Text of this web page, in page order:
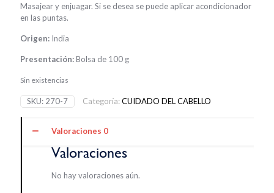
Masajear y enjuagar. Si se desea se puede aplicar acondicionador
en las puntas.
Origen: India
Presentación:Bolsa de 100 g
Sin existencias
SKU: 270-7 Categoría:CUIDADO DEL CABELLO
Valoraciones 0
Valoraciones
No hay valoraciones aún.